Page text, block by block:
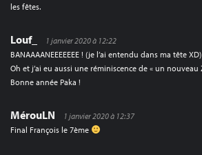
les fêtes.
Louf_
1 janvier 2020 à 12:22
BANAAAANEEEEEEE ! (je l’ai entendu dans ma tête XD)
Oh et j’ai eu aussi une réminiscence de « un nouveau
Bonne année Paka !
MérouLN
1 janvier 2020 à 12:37
Final François le 7ème